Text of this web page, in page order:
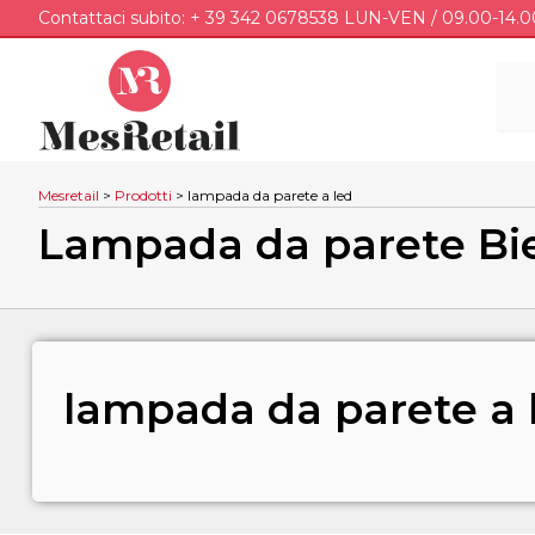
Contattaci subito: + 39 342 0678538 LUN-VEN / 09.00-
Mesretail > Prodotti > lampada da parete a led
Lampada da parete
lampada da parete a